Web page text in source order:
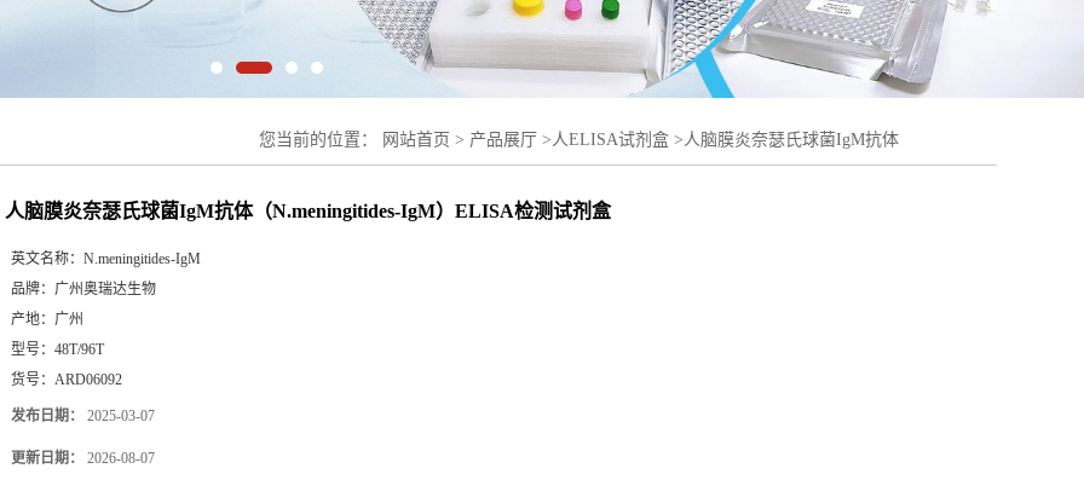
您当前的位置： 网站首页 > 产品展厅 > 人ELISA试剂盒 > 人脑膜炎奈瑟氏球菌IgM抗体
人脑膜炎奈瑟氏球菌IgM抗体（N.meningitides-IgM）ELISA检测试剂盒
英文名称： N.meningitides-IgM
品牌： 广州奥瑞达生物
产地： 广州
型号： 48T/96T
货号： ARD06092
发布日期： 2025-03-07
更新日期： 2026-08-07